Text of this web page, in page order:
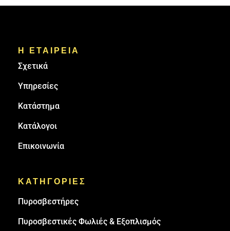
Η ΕΤΑΙΡΕΙΑ
Σχετικά
Υπηρεσίες
Κατάστημα
Κατάλογοι
Επικοινωνία
ΚΑΤΗΓΟΡΙΕΣ
Πυρoσβεστήρες
Πυροσβεστικές Φωλιές & Εξοπλισμός